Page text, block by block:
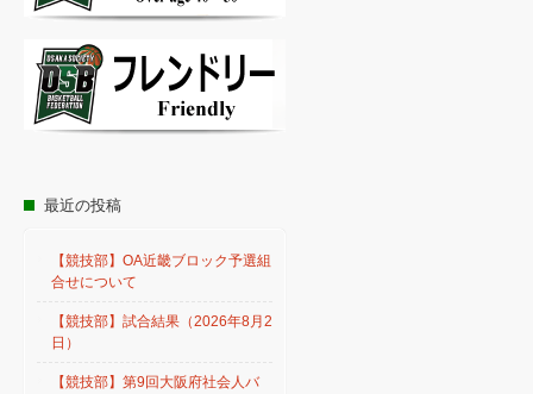
最近の投稿
【競技部】OA近畿ブロック予選組
合せについて
【競技部】試合結果（2026年8月2
日）
【競技部】第9回大阪府社会人バ